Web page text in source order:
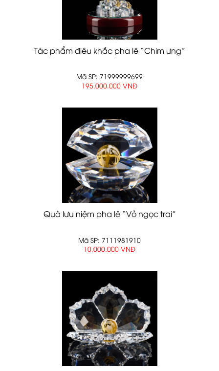
Tác phẩm điêu khắc pha lê “Chim ưng”
Mã SP: 71999999699
195.000.000 VNĐ
Quà lưu niệm pha lê “Vỏ ngọc trai”
Mã SP: 7111981910
10.000.000 VNĐ